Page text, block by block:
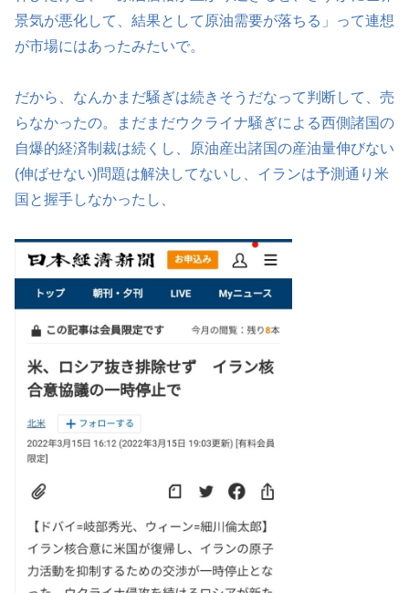
景気が悪化して、結果として原油需要が落ちる」って連想
が市場にはあったみたいで。
だから、なんかまだ騒ぎは続きそうだなって判断して、売
らなかったの。まだまだウクライナ騒ぎによる西側諸国の
自爆的経済制裁は続くし、原油産出諸国の産油量伸びない
(伸ばせない)問題は解決してないし、イランは予測通り米
国と握手しなかったし、